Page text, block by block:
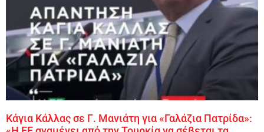
Κάγια Κάλλας σε Γ. Μανιάτη για «Γαλάζια Πατρίδα»: